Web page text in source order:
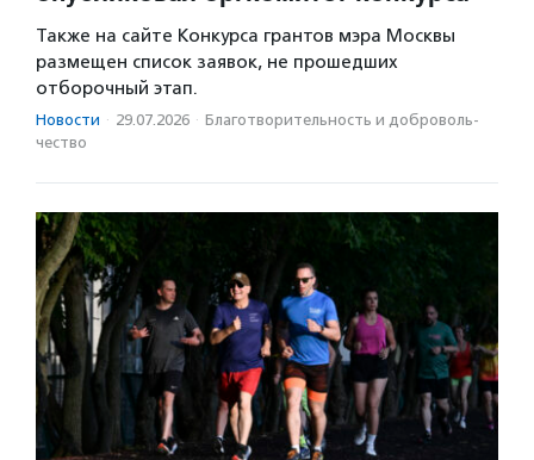
Также на сайте Конкурса грантов мэра Москвы
размещен список заявок, не прошедших
отборочный этап.
Новости · 29.07.2026 · Благотвори­тель­ность и доброволь­
чест­во